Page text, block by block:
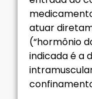
atuar
(“hormônio
indicada é a
confinamento